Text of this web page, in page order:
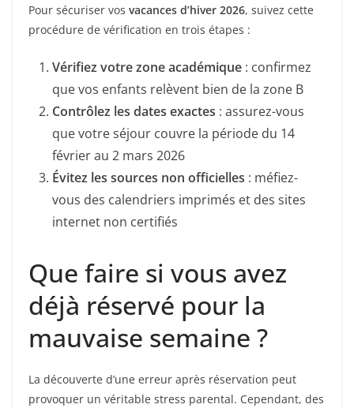
Pour sécuriser vos vacances d’hiver 2026, suivez cette
procédure de vérification en trois étapes :
Vérifiez votre zone académique : confirmez
que vos enfants relèvent bien de la zone B
Contrôlez les dates exactes : assurez-vous
que votre séjour couvre la période du 14
février au 2 mars 2026
Évitez les sources non officielles : méfiez-
vous des calendriers imprimés et des sites
internet non certifiés
Que faire si vous avez
déjà réservé pour la
mauvaise semaine ?
La découverte d’une erreur après réservation peut
provoquer un véritable stress parental. Cependant, des